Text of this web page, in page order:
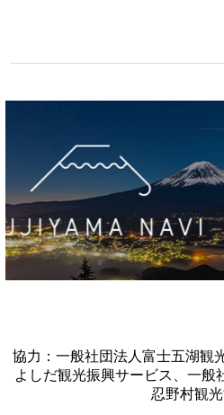
協力：一般社団法人富士五湖観
よしだ観光振興サービス、一般
忍野村観